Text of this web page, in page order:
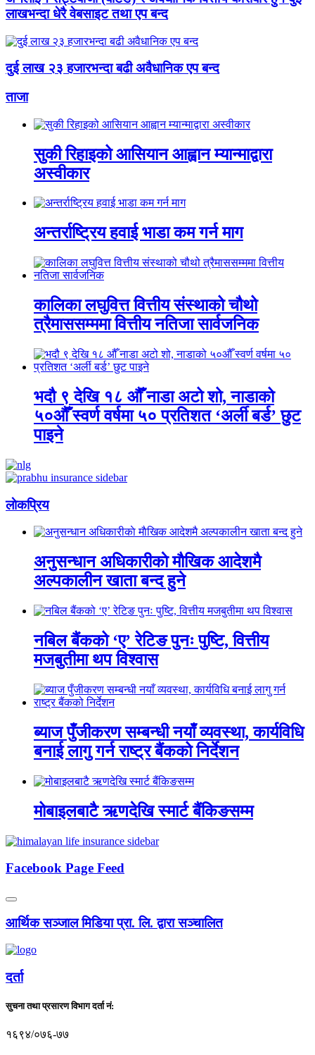
लाखभन्दा धेरै वेबसाइट तथा एप बन्द
दुई लाख २३ हजारभन्दा बढी अवैधानिक एप बन्द
ताजा
सुकी रिहाइको आसियान आह्वान म्यान्माद्वारा
अस्वीकार
अन्तर्राष्ट्रिय हवाई भाडा कम गर्न माग
कालिका लघुवित्त वित्तीय संस्थाको चौथो
त्रैमाससम्ममा वित्तीय नतिजा सार्वजनिक
भदौ ९ देखि १८ औँ नाडा अटो शो, नाडाको
५०औँ स्वर्ण वर्षमा ५० प्रतिशत ‘अर्ली बर्ड’ छुट
पाइने
लाेकप्रिय
अनुसन्धान अधिकारीकाे माैखिक आदेशमै
अल्पकालीन खाता बन्द हुने
नबिल बैंकको ‘ए’ रेटिङ पुनः पुष्टि, वित्तीय
मजबुतीमा थप विश्वास
ब्याज पुँजीकरण सम्बन्धी नयाँ व्यवस्था, कार्यविधि
बनाई लागु गर्न राष्ट्र बैंकको निर्देशन
मोबाइलबाटै ऋणदेखि स्मार्ट बैंकिङसम्म
Facebook Page Feed
आर्थिक सञ्जाल मिडिया प्रा. लि. द्वारा सञ्चालित
दर्ता
सुचना तथा प्रसारण विभाग दर्ता नं:
१६९४/०७६-७७